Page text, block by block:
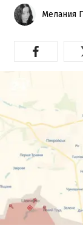
Мелания